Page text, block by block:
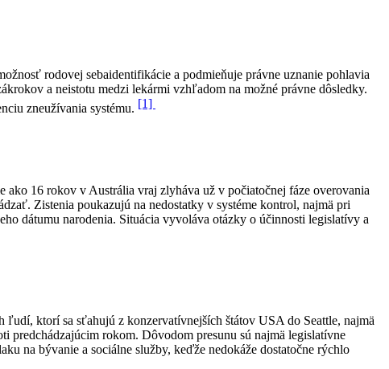
rodovej sebaidentifikácie a podmieňuje právne uznanie pohlavia
a neistotu medzi lekármi vzhľadom na možné právne dôsledky.
zneužívania systému. [1]
ako 16 rokov v Austrália vraj zlyháva už v počiatočnej fáze overovania
Zistenia poukazujú na nedostatky v systéme kontrol, najmä pri
dátumu narodenia. Situácia vyvoláva otázky o účinnosti legislatívy a
ľudí, ktorí sa sťahujú z konzervatívnejších štátov USA do Seattle, najmä
predchádzajúcim rokom. Dôvodom presunu sú najmä legislatívne
na bývanie a sociálne služby, keďže nedokáže dostatočne rýchlo